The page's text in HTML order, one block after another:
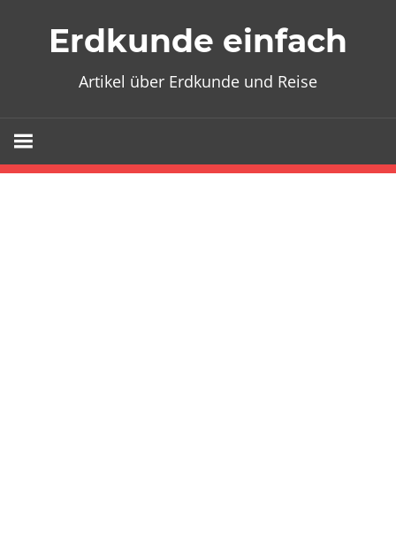
Erdkunde einfach
Artikel über Erdkunde und Reise